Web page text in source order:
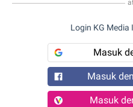
Login KG Media
Masuk
Masuk
Masuk